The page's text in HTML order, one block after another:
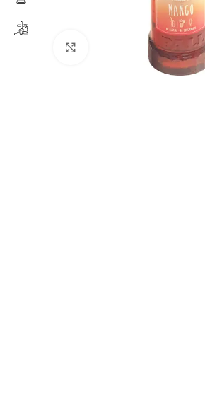
Clicca per ingrandire